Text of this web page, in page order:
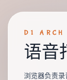
D1 ARCH
语音
浏览器负责